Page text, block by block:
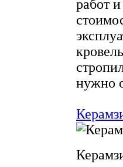
работ
нужно